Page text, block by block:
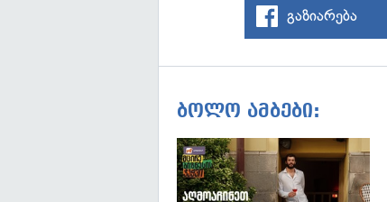
გაზიარება
ბოლო ამბები: